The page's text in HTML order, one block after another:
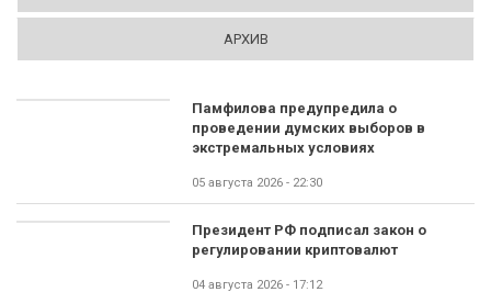
АРХИВ
Памфилова предупредила о
проведении думских выборов в
экстремальных условиях
05 августа 2026 - 22:30
Президент РФ подписал закон о
регулировании криптовалют
04 августа 2026 - 17:12